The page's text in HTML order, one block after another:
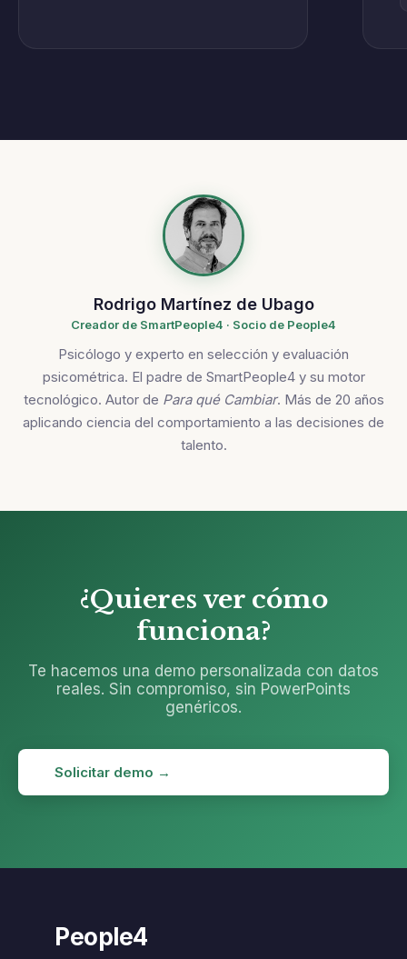
Rodrigo Martínez de Ubago
Creador de SmartPeople4 · Socio de People4
Psicólogo y experto en selección y evaluación
psicométrica. El padre de SmartPeople4 y su motor
tecnológico. Autor de Para qué Cambiar. Más de 20 años
aplicando ciencia del comportamiento a las decisiones de
talento.
¿Quieres ver cómo
funciona?
Te hacemos una demo personalizada con datos
reales. Sin compromiso, sin PowerPoints
genéricos.
Solicitar demo →
People4